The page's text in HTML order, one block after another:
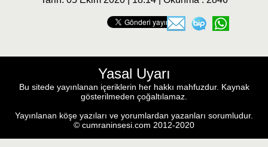
Yasal Uyarı
Bu sitede yayınlanan içeriklerin her hakkı mahfuzdur. Kaynak
gösterilmeden çoğaltılamaz.
Yayınlanan köşe yazıları ve yorumlardan yazanları sorumludur.
© cumraninsesi.com 2012-2020